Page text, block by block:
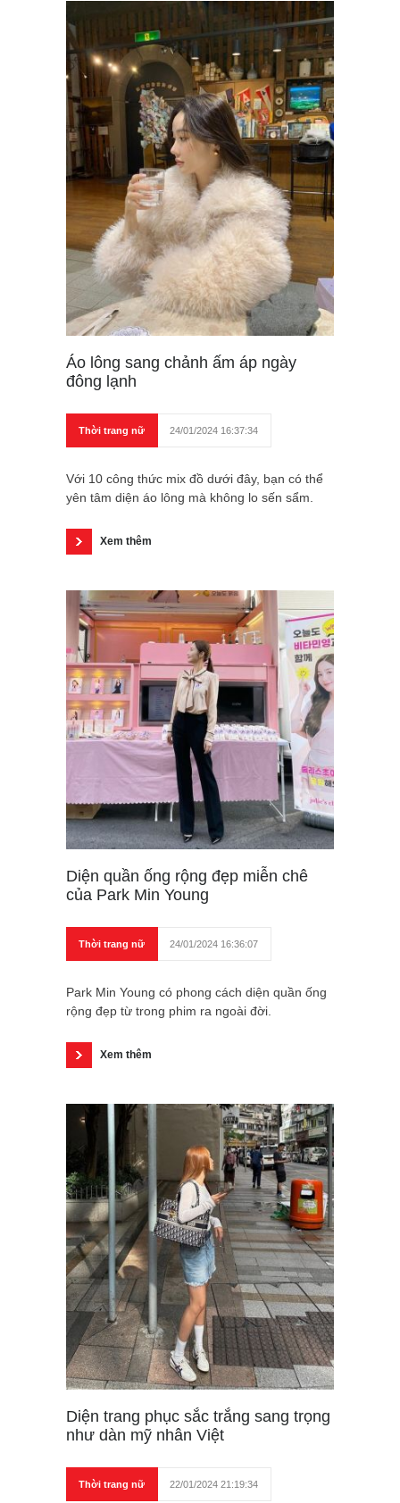
Áo lông sang chảnh ấm áp ngày
đông lạnh
Thời trang nữ 24/01/2024 16:37:34
Với 10 công thức mix đồ dưới đây, bạn có thể
yên tâm diện áo lông mà không lo sến sẩm.
Xem thêm
Diện quần ống rộng đẹp miễn chê
của Park Min Young
Thời trang nữ 24/01/2024 16:36:07
Park Min Young có phong cách diện quần ống
rộng đẹp từ trong phim ra ngoài đời.
Xem thêm
Diện trang phục sắc trắng sang trọng
như dàn mỹ nhân Việt
Thời trang nữ 22/01/2024 21:19:34